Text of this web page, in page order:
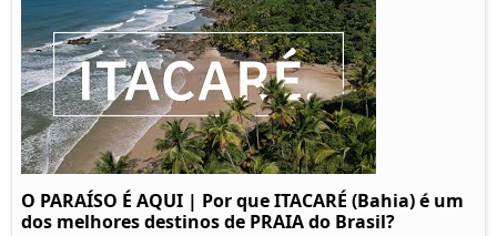
O PARAÍSO É AQUI | Por que ITACARÉ (Bahia) é um
dos melhores destinos de PRAIA do Brasil?